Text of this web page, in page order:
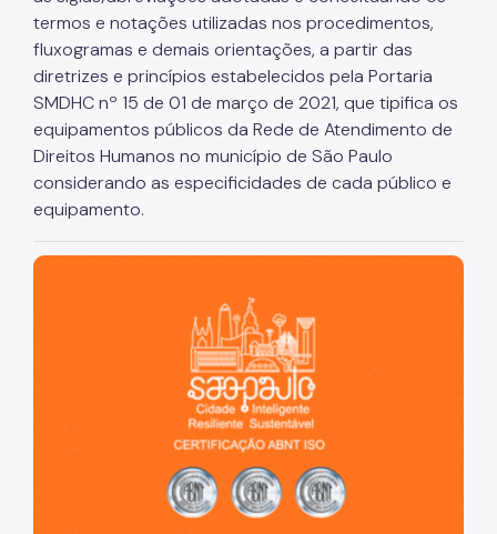
termos e notações utilizadas nos procedimentos,
fluxogramas e demais orientações, a partir das
diretrizes e princípios estabelecidos pela Portaria
SMDHC nº 15 de 01 de março de 2021, que tipifica os
equipamentos públicos da Rede de Atendimento de
Direitos Humanos no município de São Paulo
considerando as especificidades de cada público e
equipamento.
São Paulo, cidade inteligente, resiliente e sustentável